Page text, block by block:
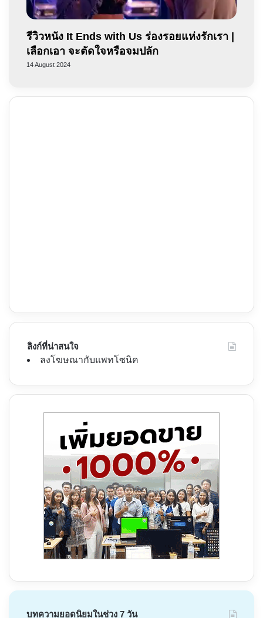
รีวิวหนัง It Ends with Us ร่องรอยแห่งรักเรา |
เลือกเอา จะตัดใจหรือจมปลัก
14 August 2024
ลิงก์ที่น่าสนใจ
ลงโฆษณากับแพทโซนิค
บทความยอดนิยมในช่วง 7 วัน